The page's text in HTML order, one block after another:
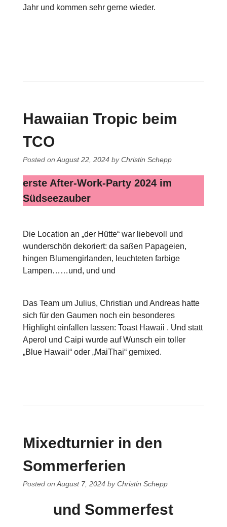
Jahr und kommen sehr gerne wieder.
Hawaiian Tropic beim
TCO
Posted on August 22, 2024byChristin Schepp
erste After-Work-Party 2024 im
Südseezauber
Die Location an „der Hütte“ war liebevoll und
wunderschön dekoriert: da saßen Papageien,
hingen Blumengirlanden, leuchteten farbige
Lampen……und, und und
Das Team um Julius, Christian und Andreas hatte
sich für den Gaumen noch ein besonderes
Highlight einfallen lassen: Toast Hawaii . Und statt
Aperol und Caipi wurde auf Wunsch ein toller
„Blue Hawaii“ oder „MaiThai“ gemixed.
Mixedturnier in den
Sommerferien
Posted on August 7, 2024byChristin Schepp
und Sommerfest